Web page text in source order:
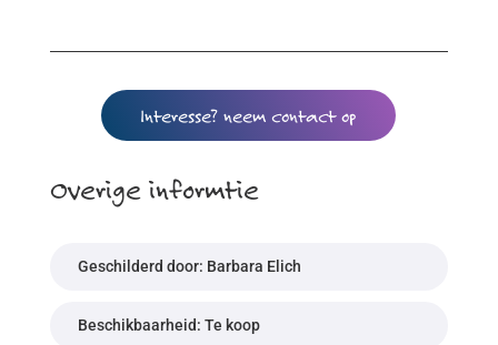
Interesse? neem contact op
Overige informtie
Geschilderd door: Barbara Elich
Beschikbaarheid: Te koop